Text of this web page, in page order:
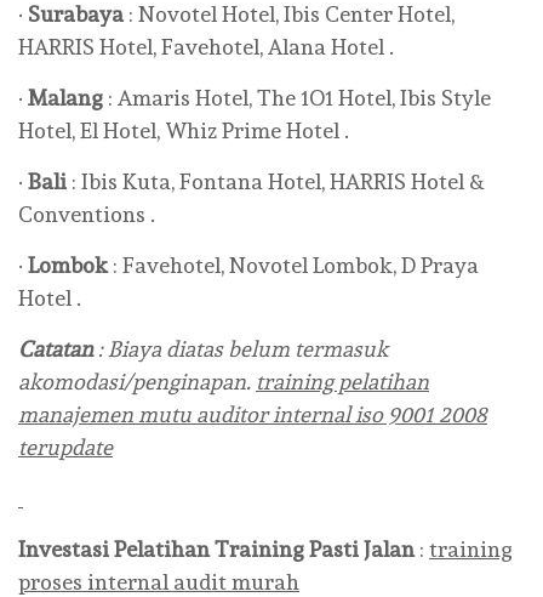
· Surabaya : Novotel Hotel, Ibis Center Hotel,
HARRIS Hotel, Favehotel, Alana Hotel .
· Malang : Amaris Hotel, The 1O1 Hotel, Ibis Style
Hotel, El Hotel, Whiz Prime Hotel .
· Bali : Ibis Kuta, Fontana Hotel, HARRIS Hotel &
Conventions .
· Lombok: Favehotel, Novotel Lombok, D Praya
Hotel .
Catatan: Biaya diatas belum termasuk
akomodasi/penginapan. training pelatihan
manajemen mutu auditor internal iso 9001 2008
terupdate
Investasi Pelatihan TrainingPasti Jalan: training
proses internal audit murah